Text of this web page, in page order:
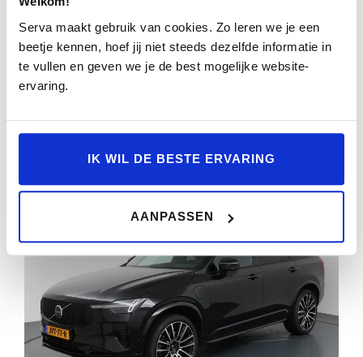
Serva maakt gebruik van cookies. Zo leren we je een
beetje kennen, hoef jij niet steeds dezelfde informatie in
te vullen en geven we je de best mogelijke website-
ervaring.
IK WIL DE BESTE ERVARING
AANPASSEN
CAMERA | BOWERS & WILKINS | HEAD-UP
DISPLAY | LUCHTVERING | STOEL-
22.706km 2025 Automaat HXX-75-P
BEKIJKEN